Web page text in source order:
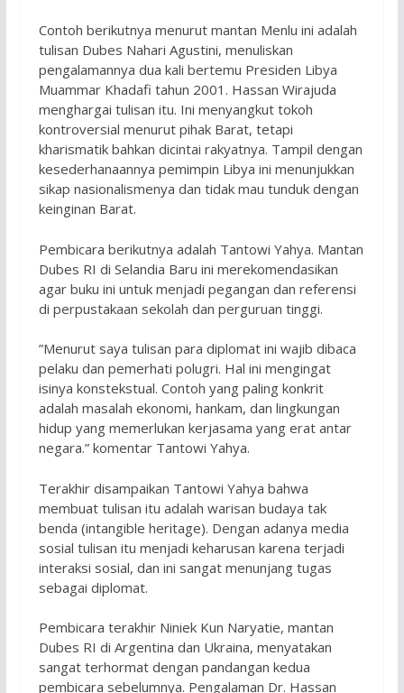
Contoh berikutnya menurut mantan Menlu ini adalah
tulisan Dubes Nahari Agustini, menuliskan
pengalamannya dua kali bertemu Presiden Libya
Muammar Khadafi tahun 2001. Hassan Wirajuda
menghargai tulisan itu. Ini menyangkut tokoh
kontroversial menurut pihak Barat, tetapi
kharismatik bahkan dicintai rakyatnya. Tampil dengan
kesederhanaannya pemimpin Libya ini menunjukkan
sikap nasionalismenya dan tidak mau tunduk dengan
keinginan Barat.
Pembicara berikutnya adalah Tantowi Yahya. Mantan
Dubes RI di Selandia Baru ini merekomendasikan
agar buku ini untuk menjadi pegangan dan referensi
di perpustakaan sekolah dan perguruan tinggi.
”Menurut saya tulisan para diplomat ini wajib dibaca
pelaku dan pemerhati polugri. Hal ini mengingat
isinya konstekstual. Contoh yang paling konkrit
adalah masalah ekonomi, hankam, dan lingkungan
hidup yang memerlukan kerjasama yang erat antar
negara.” komentar Tantowi Yahya.
Terakhir disampaikan Tantowi Yahya bahwa
membuat tulisan itu adalah warisan budaya tak
benda (intangible heritage). Dengan adanya media
sosial tulisan itu menjadi keharusan karena terjadi
interaksi sosial, dan ini sangat menunjang tugas
sebagai diplomat.
Pembicara terakhir Niniek Kun Naryatie, mantan
Dubes RI di Argentina dan Ukraina, menyatakan
sangat terhormat dengan pandangan kedua
pembicara sebelumnya. Pengalaman Dr. Hassan